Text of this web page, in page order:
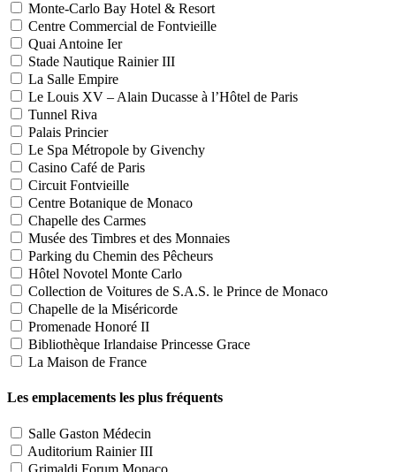
Monte-Carlo Bay Hotel & Resort
Centre Commercial de Fontvieille
Quai Antoine Ier
Stade Nautique Rainier III
La Salle Empire
Le Louis XV – Alain Ducasse à l’Hôtel de Paris
Tunnel Riva
Palais Princier
Le Spa Métropole by Givenchy
Casino Café de Paris
Circuit Fontvieille
Centre Botanique de Monaco
Chapelle des Carmes
Musée des Timbres et des Monnaies
Parking du Chemin des Pêcheurs
Hôtel Novotel Monte Carlo
Collection de Voitures de S.A.S. le Prince de Monaco
Chapelle de la Miséricorde
Promenade Honoré II
Bibliothèque Irlandaise Princesse Grace
La Maison de France
Les emplacements les plus fréquents
Salle Gaston Médecin
Auditorium Rainier III
Grimaldi Forum Monaco